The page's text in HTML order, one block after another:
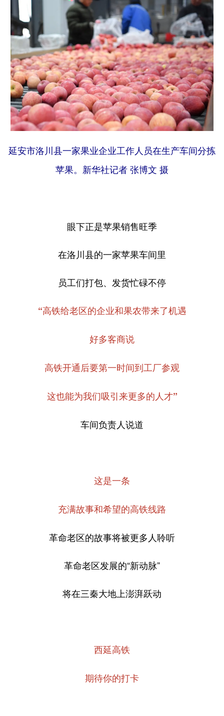
延安市洛川县一家果业企业工作人员在生产车间分拣
苹果。新华社记者 张博文 摄
眼下正是苹果销售旺季
在洛川县的一家苹果车间里
员工们打包、发货忙碌不停
“高铁给老区的企业和果农带来了机遇
好多客商说
高铁开通后要第一时间到工厂参观
这也能为我们吸引来更多的人才”
车间负责人说道
这是一条
充满故事和希望的高铁线路
革命老区的故事将被更多人聆听
革命老区发展的“新动脉”
将在三秦大地上澎湃跃动
西延高铁
期待你的打卡